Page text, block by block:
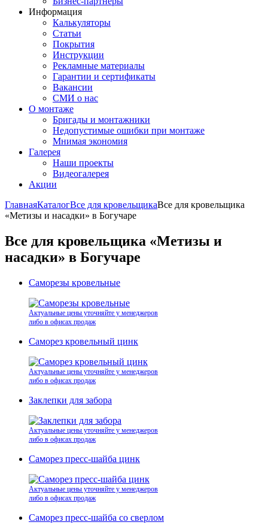
Информация
Калькуляторы
Статьи
Покрытия
Инструкции
Рекламные материалы
Гарантии и сертификаты
Вакансии
СМИ о нас
О монтаже
Бригады и монтажники
Недопустимые ошибки при монтаже
Мнимая экономия
Галерея
Наши проекты
Видеогалерея
Акции
ГлавнаяКаталогВсе для кровельщикаВсе для кровельщика
«Метизы и насадки» в Богучаре
Все для кровельщика «Метизы и
насадки» в Богучаре
Саморезы кровельные
Актуальные цены уточняйте у менеджеров
либо в офисах продаж
Саморез кровельный цинк
Актуальные цены уточняйте у менеджеров
либо в офисах продаж
Заклепки для забора
Актуальные цены уточняйте у менеджеров
либо в офисах продаж
Саморез пресс-шайба цинк
Актуальные цены уточняйте у менеджеров
либо в офисах продаж
Саморез пресс-шайба со сверлом